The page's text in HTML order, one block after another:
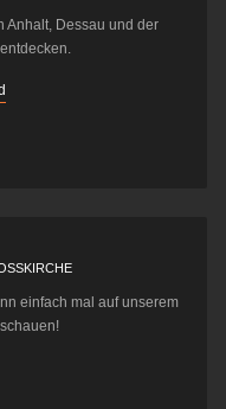
Anhalt, Dessau und der
einfach mal auf unserem